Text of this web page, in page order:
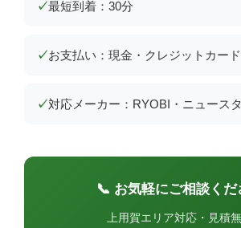
最短到着：30分
お支払い：現金・クレジットカー
対応メーカー：RYOBI・ニュース
📞 お気軽にご相談くだ
上用賀エリア対応・見積